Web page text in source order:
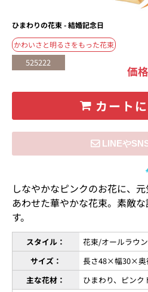
ひまわりの花束 - 結婚記念日
かわいさと明るさをもった花束
525222
価
カート
住所を知らない相手
しなやかなピンクのお花に、
あわせた華やかな花束。素敵
す。
スタイル：
花束/オールラウ
サイズ：
長さ48×幅30×奥
主な花材：
ひまわり、ピンク